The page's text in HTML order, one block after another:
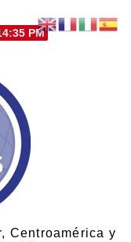
PM
Centroamérica y